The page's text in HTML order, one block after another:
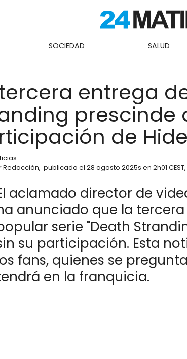
SOCIEDAD SALUD
entrega
prescinde
de
Redacción, publicado el 28 agosto 2025s en 2h01 CEST
aclamado director de
anunciado que la
serie "Death
su participación. Esta
fans, quienes se
en la franquicia.